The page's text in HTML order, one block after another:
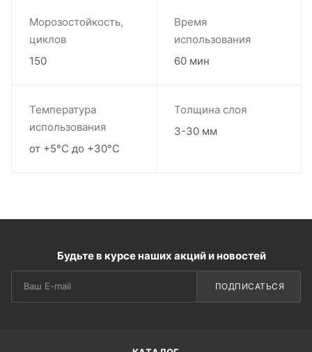
Морозостойкость,
циклов
150
Время
использования
60 мин
Температура
использования
от +5°С до +30°С
Толщина слоя
3-30 мм
Будьте в курсе наших акций и новостей
ПОДПИСАТЬСЯ